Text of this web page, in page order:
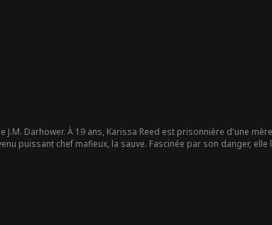
J.M. Darhower. À 19 ans, Karissa Reed est prisonnière d'une
puissant chef mafieux, la sauve. Fascinée par son danger,